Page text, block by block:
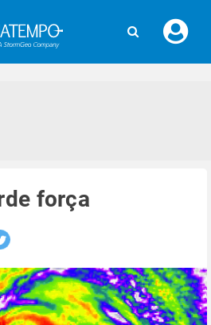
seu
força